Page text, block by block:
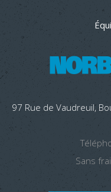
97 Rue de Vaudreuil,
Sans